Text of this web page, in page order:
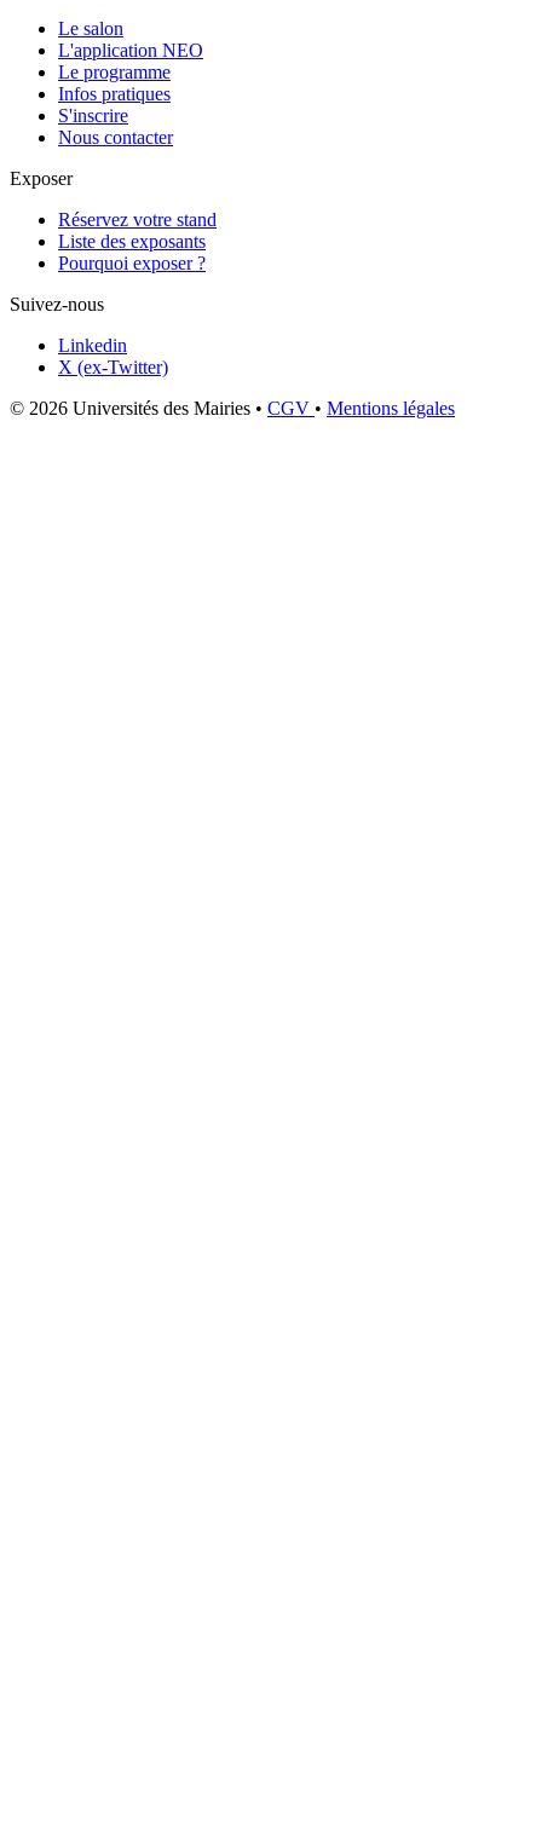
Le salon
L'application NEO
Le programme
Infos pratiques
S'inscrire
Nous contacter
Exposer
Réservez votre stand
Liste des exposants
Pourquoi exposer ?
Suivez-nous
Linkedin
X (ex-Twitter)
© 2026 Universités des Mairies • CGV • Mentions légales